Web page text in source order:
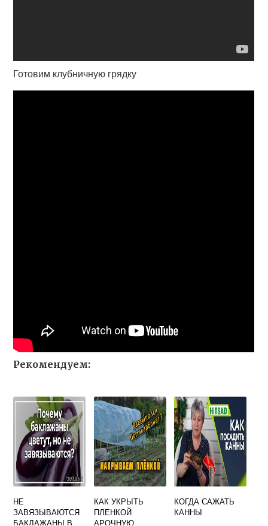
Готовим клубничную грядку
Рекомендуем:
НЕ
ЗАВЯЗЫВАЮТСЯ
БАКЛАЖАНЫ В
КАК УКРЫТЬ
ПЛЕНКОЙ
АРОЧНУЮ
КОГДА САЖАТЬ
КАННЫ